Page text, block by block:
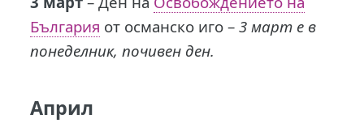
България от османско иго –3 март е в
понеделник, почивен ден.
Април